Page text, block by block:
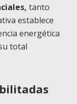
tanto
establece
energética
total